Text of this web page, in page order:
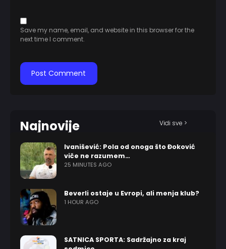
Save my name, email, and website in this browser for the
next time I comment.
Najnovije Vidi sve >
Ivanišević: Pola od onoga što Đoković
viče ne razumem…
25 MINUTES AGO
Beverli ostaje u Evropi, ali menja klub?
1 HOUR AGO
SATNICA SPORTA: Sadržajno za kraj